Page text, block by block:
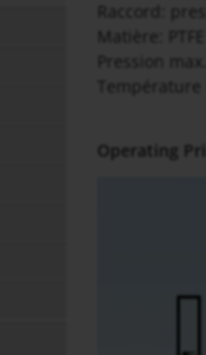
Matière: PTFE
Pression
Température
Operating